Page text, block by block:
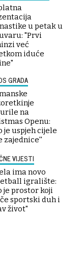
u petak u
"Prvi
već
iduće
GRADA
na
Openu:
je uspjeh cijele
zajednice''
VIJESTI
ima novo
igralište:
je prostor koji
sportski duh i
život"